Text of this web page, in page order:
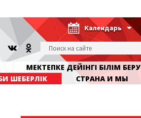
Календарь
МЕКТЕПКЕ ДЕЙІНГІ БІЛІМ БЕРУ
ШЕБЕРЛІК СТРАНА И МЫ